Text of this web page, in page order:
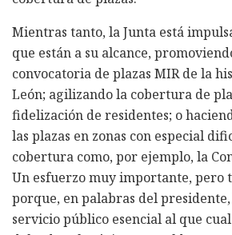
Mientras tanto, la Junta está
que están a su alcance,
convocatoria de plazas MIR de la
León; agilizando la cobertura de
fidelización de residentes; o
las plazas en zonas con especial
cobertura como, por ejemplo, la
Un esfuerzo muy importante, pero
porque, en palabras del
servicio público esencial al que